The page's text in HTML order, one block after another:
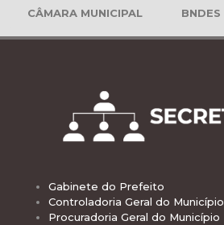
CÂMARA MUNICIPAL BNDES
Gabinete do Prefeito
Controladoria Geral do Município
Procuradoria Geral do Município